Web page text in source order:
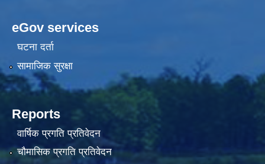
eGov services
घटना दर्ता
सामाजिक सुरक्षा
Reports
वार्षिक प्रगति प्रतिवेदन
चौमासिक प्रगति प्रतिवेदन